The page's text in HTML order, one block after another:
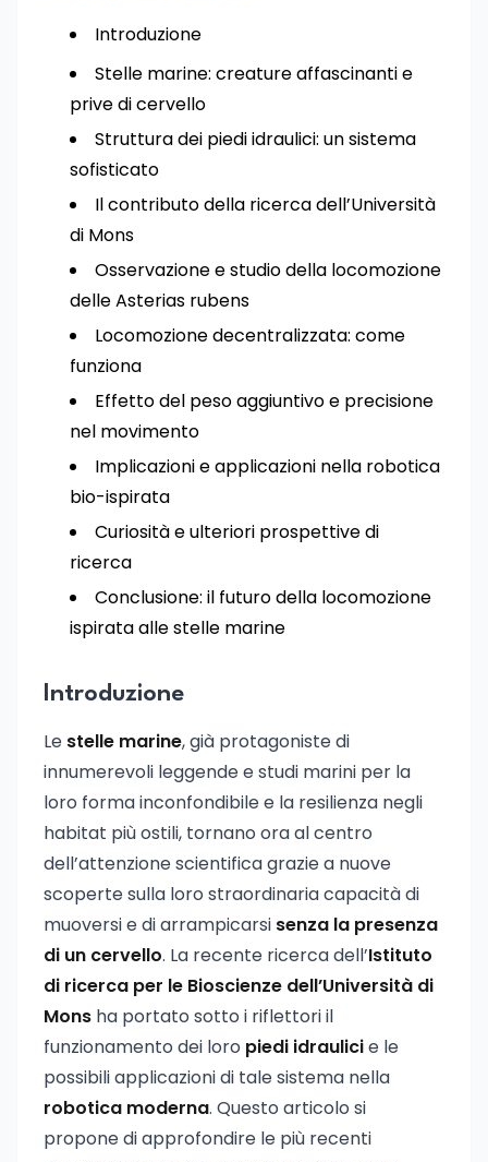
Introduzione
Stelle marine: creature affascinanti e
prive di cervello
Struttura dei piedi idraulici: un sistema
sofisticato
Il contributo della ricerca dell’Università
di Mons
Osservazione e studio della locomozione
delle Asterias rubens
Locomozione decentralizzata: come
funziona
Effetto del peso aggiuntivo e precisione
nel movimento
Implicazioni e applicazioni nella robotica
bio-ispirata
Curiosità e ulteriori prospettive di
ricerca
Conclusione: il futuro della locomozione
ispirata alle stelle marine
Introduzione
Le stelle marine, già protagoniste di
innumerevoli leggende e studi marini per la
loro forma inconfondibile e la resilienza negli
habitat più ostili, tornano ora al centro
dell’attenzione scientifica grazie a nuove
scoperte sulla loro straordinaria capacità di
muoversi e di arrampicarsi senza la presenza
di un cervello. La recente ricerca dell’Istituto
di ricerca per le Bioscienze dell’Università di
Mons ha portato sotto i riflettori il
funzionamento dei loro piedi idraulicie le
possibili applicazioni di tale sistema nella
robotica moderna. Questo articolo si
propone di approfondire le più recenti